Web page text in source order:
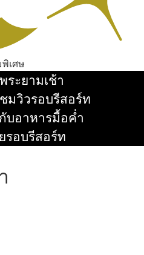
เศษ
ระยามเช้า
นเพิ่ม
มวิวรอบรีสอร์ท
นเพิ่ม
บอาหารมื้อค่ำ
นเพิ่ม
รอบรีสอร์ท